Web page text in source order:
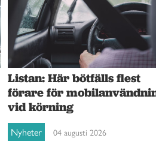
Listan: Här bötfälls flest
förare för
vid körning
Nyheter 04 augusti 2026